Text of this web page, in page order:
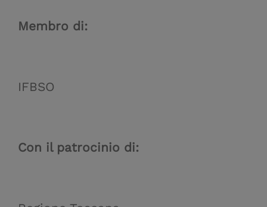
Membro di:
IFBSO
Con il patrocinio di: